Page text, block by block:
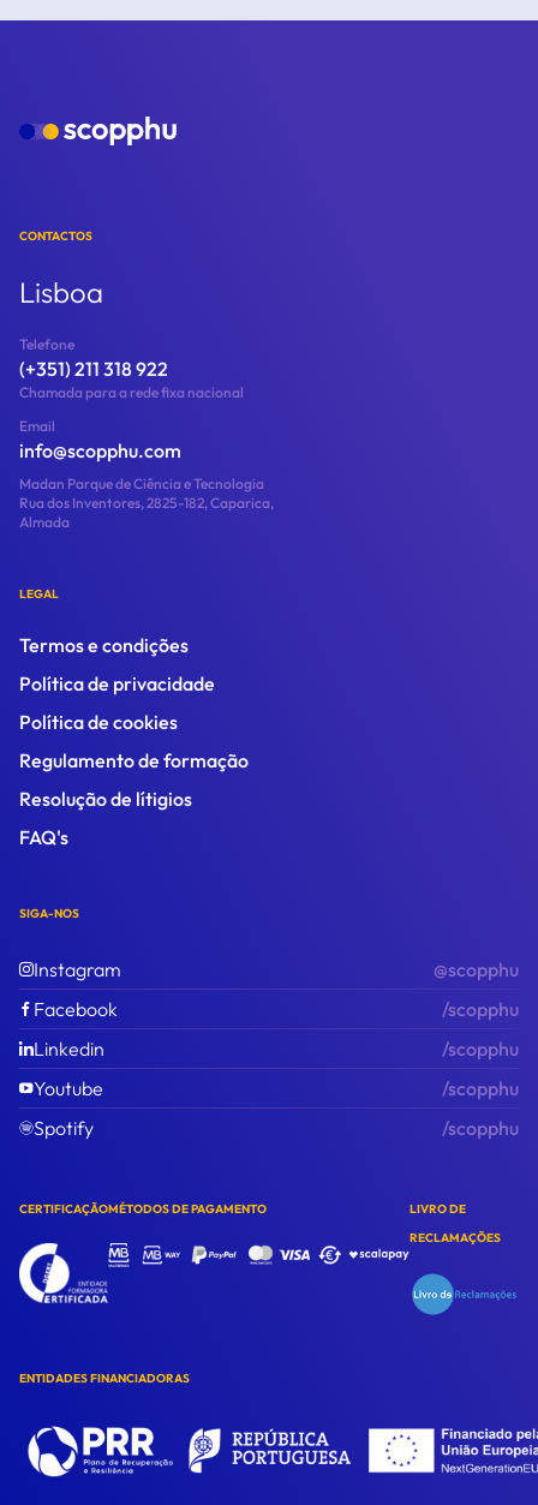
CONTACTOS
Lisboa
Telefone
(+351) 211 318 922
Chamada para a rede fixa nacional
Email
info@scopphu.com
Madan Parque de Ciência e Tecnologia
Rua dos Inventores, 2825-182, Caparica,
Almada
LEGAL
Termos e condições
Política de privacidade
Política de cookies
Regulamento de formação
Resolução de lítigios
FAQ's
SIGA-NOS
Instagram
@scopphu
Facebook
/scopphu
Linkedin
/scopphu
Youtube
/scopphu
Spotify
/scopphu
CERTIFICAÇÃOMÉTODOS DE PAGAMENTO
LIVRO DE
RECLAMAÇÕES
ENTIDADES FINANCIADORAS